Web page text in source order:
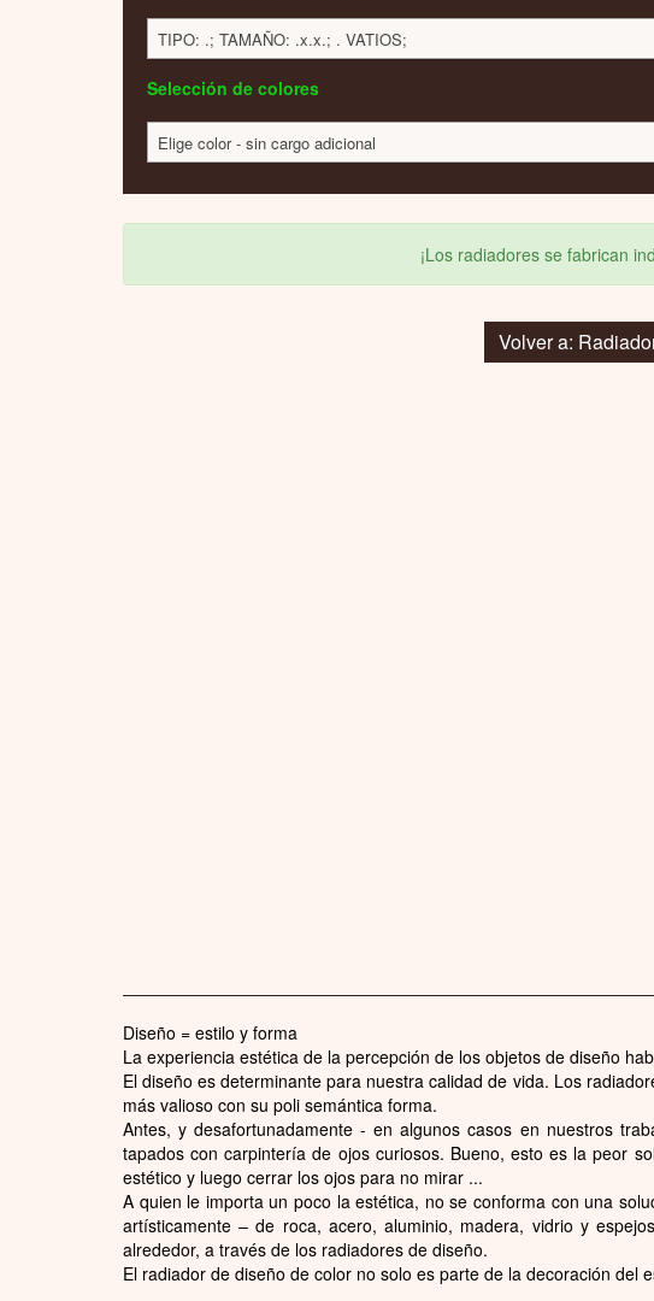
TIPO: .; TAMAÑO: .x.x.; . VATIOS;
Selección de colores
Elige color - sin cargo adicional
¡Los radiadores se fabrican
Volver a:
Diseño = estilo y forma
La experiencia estética de la percepción de los objetos de diseño
El diseño es determinante para nuestra calidad de vida. Los
más valioso con su poli semántica forma.
Antes, y desafortunadamente - en algunos casos en nuestros
tapados con carpintería de ojos curiosos. Bueno, esto es la peor
estético y luego cerrar los ojos para no mirar ...
A quien le importa un poco la estética, no se conforma con una
artísticamente – de roca, acero, aluminio, madera, vidrio y
alrededor, a través de los radiadores de diseño.
El radiador de diseño de color no solo es parte de la decoración